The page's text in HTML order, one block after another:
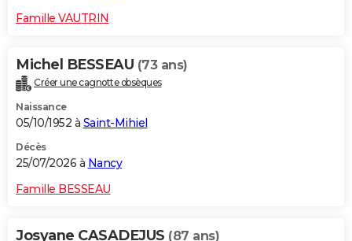
Famille VAUTRIN
Michel BESSEAU (73 ans)
Créer une cagnotte obsèques
Naissance
05/10/1952 à Saint-Mihiel
Décès
25/07/2026 à Nancy
Famille BESSEAU
Josyane CASADEJUS (87 ans)